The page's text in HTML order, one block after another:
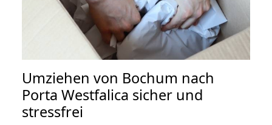
Umziehen von Bochum nach
Porta Westfalica sicher und
stressfrei